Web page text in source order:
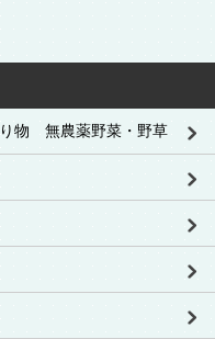
物 無農薬野菜・野草